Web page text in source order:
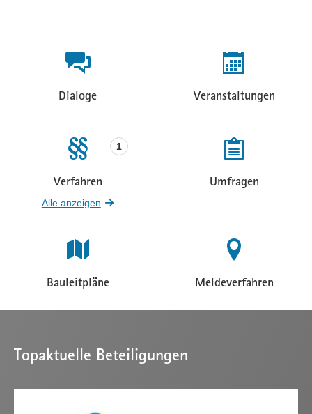
Beteiligungsformate
Dialoge Veranstaltungen
Verfahren
1
Beteiligungen
Alle anzeigen
Umfragen
Bauleitpläne Meldeverfahren
Topaktuelle Beteiligungen